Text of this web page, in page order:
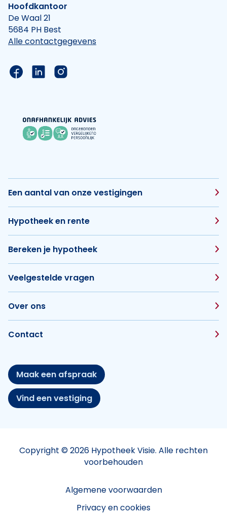
Hoofdkantoor
De Waal 21
5684 PH Best
Alle contactgegevens
Link naar de Facebook pagina van Hypotheek
Link naar de LinkedIn pagina van
Link naar de Instagram pagina van
Een aantal van onze vestigingen
Hypotheek en rente
Bereken je hypotheek
Veelgestelde vragen
Over ons
Contact
Maak een afspraak
Vind een vestiging
Copyright © 2026 Hypotheek Visie. Alle rechten
voorbehouden
Algemene voorwaarden
Privacy en cookies